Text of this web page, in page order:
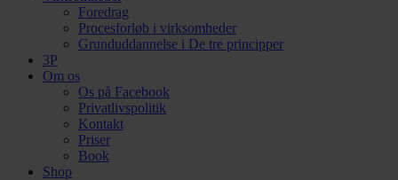
Foredrag
Procesforløb i virksomheder
Grunduddannelse i De tre principper
3P
Om os
Os på Facebook
Privatlivspolitik
Kontakt
Priser
Book
Shop